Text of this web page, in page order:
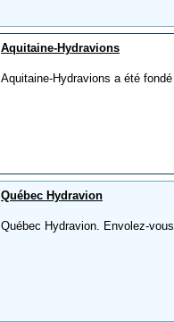
Aquitaine-Hydravions
Aquitaine-Hydravions a été
Québec Hydravion
Québec Hydravion. Envolez-